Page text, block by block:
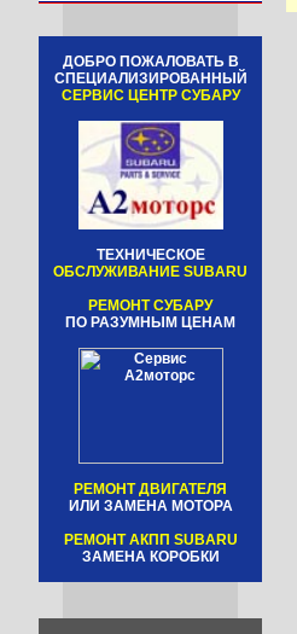
ДОБРО ПОЖАЛОВАТЬ В
СПЕЦИАЛИЗИРОВАННЫЙ
СЕРВИС ЦЕНТР СУБАРУ
ТЕХНИЧЕСКОЕ
ОБСЛУЖИВАНИЕ SUBARU
РЕМОНТ СУБАРУ
ПО РАЗУМНЫМ ЦЕНАМ
РЕМОНТ ДВИГАТЕЛЯ
ИЛИ ЗАМЕНА МОТОРА
РЕМОНТ АКПП SUBARU
ЗАМЕНА КОРОБКИ